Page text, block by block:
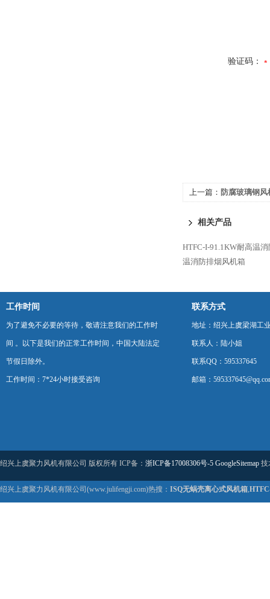
验证码：
上一篇： 防腐玻璃钢风
相关产品
HTFC-I-91.1KW耐高温
温消防排烟风机箱
工作时间
为了避免不必要的等待，敬请注意我们的工作时
间 。以下是我们的正常工作时间，中国大陆法定
节假日除外。
工作时间：7*24小时接受咨询
联系方式
地址：绍兴上虞梁湖工
联系人：陆小姐
联系QQ：595337645
邮箱：
绍兴上虞聚力风机有限公司 版权所有 ICP备： 浙ICP备17008306号-5 GoogleSitemap 技
绍兴上虞聚力风机有限公司(www.julifengji.com)热搜： ISQ无蜗壳离心式风机箱,